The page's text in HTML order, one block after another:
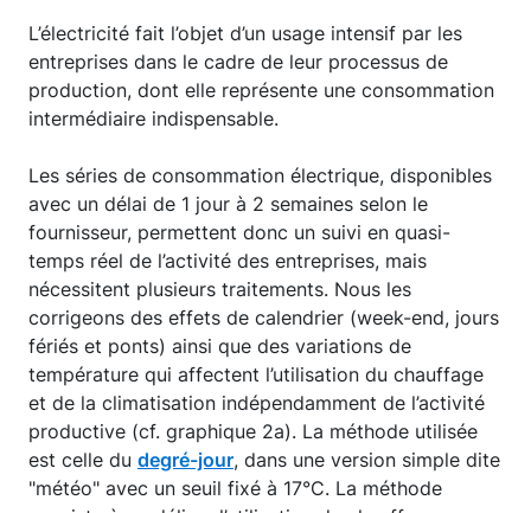
L’électricité fait l’objet d’un usage intensif par les
entreprises dans le cadre de leur processus de
production, dont elle représente une consommation
intermédiaire indispensable.
Les séries de consommation électrique, disponibles
avec un délai de 1 jour à 2 semaines selon le
fournisseur, permettent donc un suivi en quasi-
temps réel de l’activité des entreprises, mais
nécessitent plusieurs traitements. Nous les
corrigeons des effets de calendrier (week-end, jours
fériés et ponts) ainsi que des variations de
température qui affectent l’utilisation du chauffage
et de la climatisation indépendamment de l’activité
productive (cf. graphique 2a). La méthode utilisée
est celle du degré-jour, dans une version simple dite
"météo" avec un seuil fixé à 17°C. La méthode